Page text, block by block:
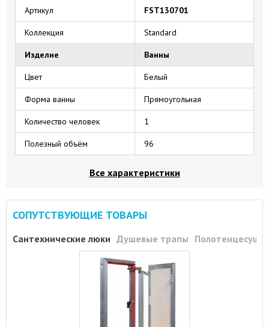
Артикул FST130701
Коллекция Standard
Изделие Ванны
Цвет Белый
Форма ванны Прямоугольная
Количество человек 1
Полезный объём 96
Все характеристики
СОПУТСТВУЮЩИЕ ТОВАРЫ
Сантехнические люки Душевые трапы